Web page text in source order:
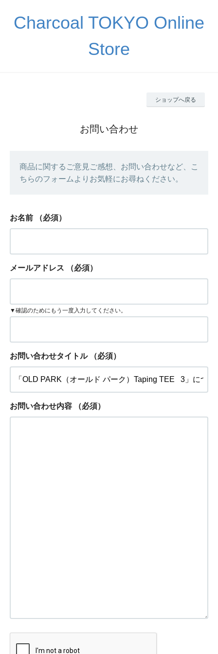
Charcoal TOKYO Online
Store
ショップへ戻る
お問い合わせ
商品に関するご意見ご感想、お問い合わせなど、こ
ちらのフォームよりお気軽にお尋ねください。
お名前 （必須）
メールアドレス （必須）
▼確認のためにもう一度入力してください。
お問い合わせタイトル （必須）
お問い合わせ内容 （必須）